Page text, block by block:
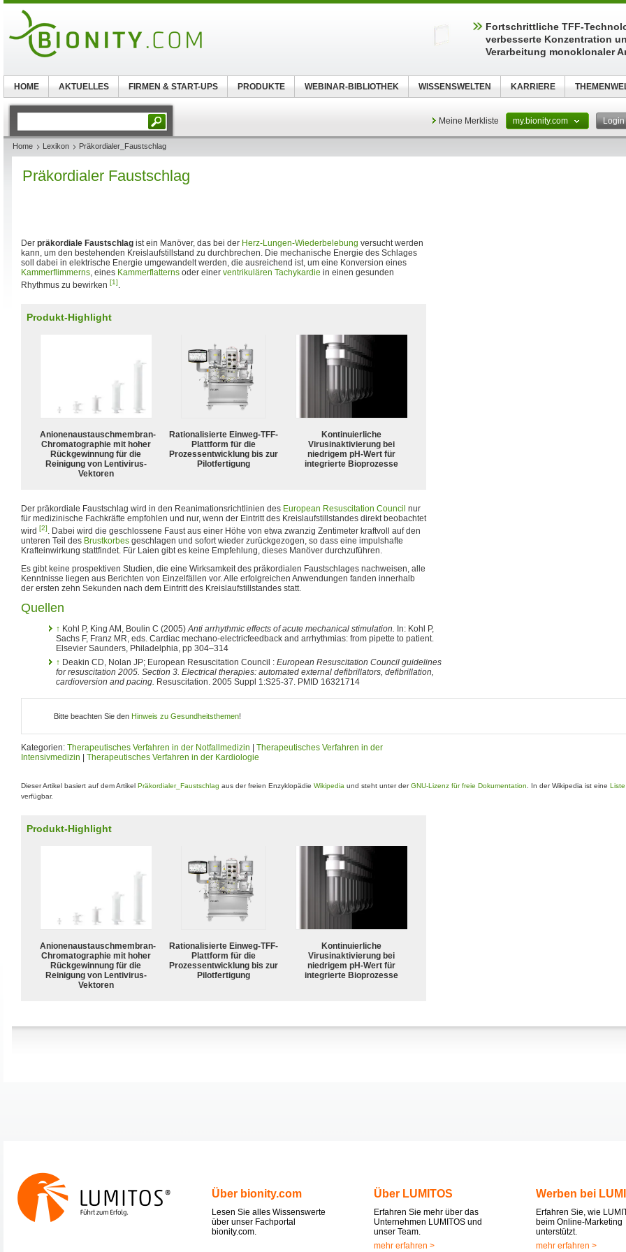
Meine Merkliste my.bionity.com Login
Home Lexikon Präkordialer_Faustschlag
Präkordialer Faustschlag
Der präkordiale Faustschlag ist ein Manöver, das bei der Herz-Lungen-Wiederbelebung versucht werden
kann, um den bestehenden Kreislaufstillstand zu durchbrechen. Die mechanische Energie des Schlages
soll dabei in elektrische Energie umgewandelt werden, die ausreichend ist, um eine Konversion eines
Kammerflimmerns, eines Kammerflatterns oder einer ventrikulären Tachykardie in einen gesunden
Rhythmus zu bewirken [1].
Produkt-Highlight
Anionenaustauschmembran-
Chromatographie mit hoher
Rückgewinnung für die
Reinigung von Lentivirus-
Vektoren
Rationalisierte Einweg-TFF-
Plattform für die
Prozessentwicklung bis zur
Pilotfertigung
Kontinuierliche
Virusinaktivierung bei
niedrigem pH-Wert für
integrierte Bioprozesse
Der präkordiale Faustschlag wird in den Reanimationsrichtlinien des European Resuscitation Council nur
für medizinische Fachkräfte empfohlen und nur, wenn der Eintritt des Kreislaufstillstandes direkt beobachtet
wird [2]. Dabei wird die geschlossene Faust aus einer Höhe von etwa zwanzig Zentimeter kraftvoll auf den
unteren Teil des Brustkorbes geschlagen und sofort wieder zurückgezogen, so dass eine impulshafte
Krafteinwirkung stattfindet. Für Laien gibt es keine Empfehlung, dieses Manöver durchzuführen.
Es gibt keine prospektiven Studien, die eine Wirksamkeit des präkordialen Faustschlages nachweisen, alle
Kenntnisse liegen aus Berichten von Einzelfällen vor. Alle erfolgreichen Anwendungen fanden innerhalb
der ersten zehn Sekunden nach dem Eintritt des Kreislaufstillstandes statt.
Quellen
↑ Kohl P, King AM, Boulin C (2005)Anti arrhythmic effects of acute mechanical stimulation. In: Kohl P,
Sachs F, Franz MR, eds. Cardiac mechano-electricfeedback and arrhythmias: from pipette to patient.
Elsevier Saunders, Philadelphia, pp 304–314
↑ Deakin CD, Nolan JP; European Resuscitation Council : European Resuscitation Council guidelines
for resuscitation 2005. Section 3. Electrical therapies: automated external defibrillators, defibrillation,
cardioversion and pacing. Resuscitation. 2005 Suppl 1:S25-37. PMID 16321714
Bitte beachten Sie den Hinweis zu Gesundheitsthemen!
Kategorien: Therapeutisches Verfahren in der Notfallmedizin
Therapeutisches Verfahren in der
Intensivmedizin
Therapeutisches Verfahren in der Kardiologie
Dieser Artikel basiert auf dem Artikel Präkordialer_Faustschlag aus der freien Enzyklopädie Wikipedia und steht unter derGNU-Lizenz für freie Dokumentation . In der Wikipedia ist eine
verfügbar.
Produkt-Highlight
Anionenaustauschmembran-
Chromatographie mit hoher
Rückgewinnung für die
Reinigung von Lentivirus-
Vektoren
Rationalisierte Einweg-TFF-
Plattform für die
Prozessentwicklung bis zur
Pilotfertigung
Kontinuierliche
Virusinaktivierung bei
niedrigem pH-Wert für
integrierte Bioprozesse
Über bionity.com
Lesen Sie alles Wissenswerte
über unser Fachportal
bionity.com.
Über LUMITOS
Erfahren Sie mehr über das
Unternehmen LUMITOS und
unser Team.
mehr erfahren >
Werben bei
Erfahren Sie, wie
beim Online-Marketing
unterstützt.
mehr erfahren >
Fortschrittliche TFF-
verbesserte Konzentration
Verarbeitung monoklonaler
HOME AKTUELLES FIRMEN & START-UPS PRODUKTE WEBINAR-BIBLIOTHEK WISSENSWELTEN KARRIERE